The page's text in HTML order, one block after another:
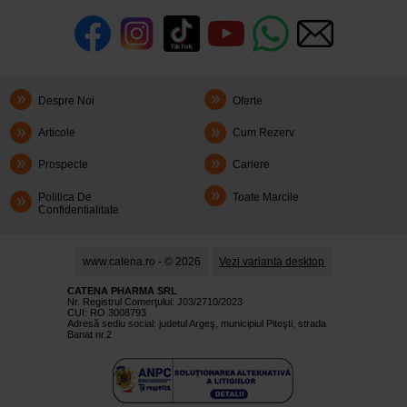
Despre Noi Oferte
Articole Cum Rezerv
Prospecte Cariere
Politica De
Confidentialitate
Toate Marcile
www.catena.ro - © 2026 Vezi varianta desktop
CATENA PHARMA SRL
Nr. Registrul Comerţului: J03/2710/2023
CUI: RO 3008793
Adresă sediu social: judetul Argeş, municipiul Piteşti, strada
Banat nr.2